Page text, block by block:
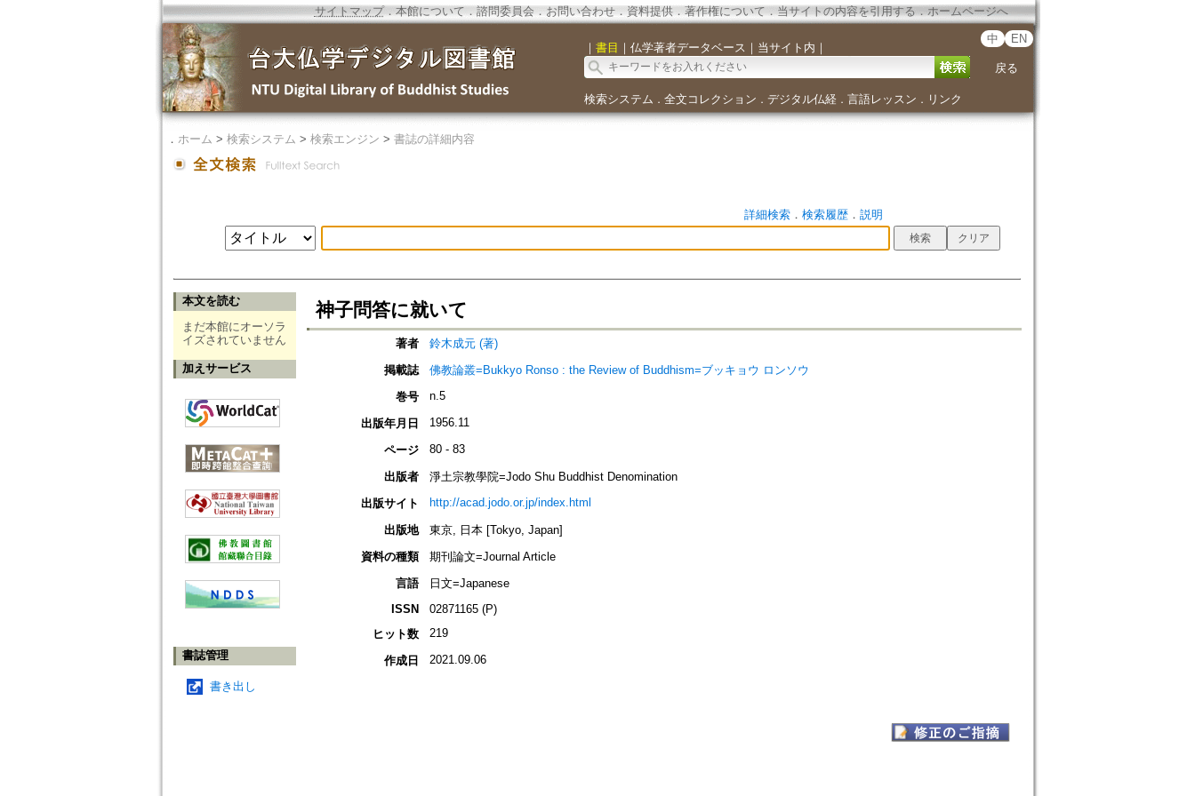
サイトマップ．本館について ． 諮問委員会． お問い合わせ． 資料提供． 著作権について．当サイトの内容を引用する ． ホームページへ
｜ 書目 ｜ 仏学著者データベース ｜ 当サイト内 ｜
中 EN
戻る
検索システム ． 全文コレクション ． デジタル仏経． 言語レッスン ． リンク
． ホーム > 検索システム > 検索エンジン > 書誌の詳細内容
詳細検索． 検索履歴． 説明
本文を読む
まだ本館にオーソラ
イズされていません
加えサービス
書誌管理
書き出し
神子問答に就いて
著者
鈴木成元 (著)
掲載誌
佛教論叢=Bukkyo Ronso : the Review of Buddhism=ブッキョウ ロンソウ
巻号
n.5
出版年月日 1956.11
ページ 80 - 83
出版者
淨土宗教學院=Jodo Shu Buddhist Denomination
出版サイト
http://acad.jodo.or.jp/index.html
出版地
東京, 日本 [Tokyo, Japan]
資料の種類
期刊論文=Journal Article
言語
日文=Japanese
ISSN
02871165 (P)
ヒット数
219
作成日 2021.09.06